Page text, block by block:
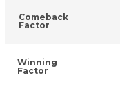
Comeback
Factor
Winning
Factor